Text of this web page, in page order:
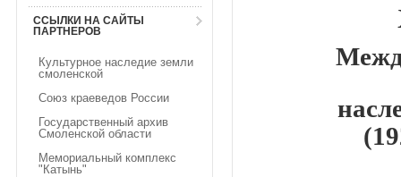
ССЫЛКИ НА САЙТЫ
ПАРТНЕРОВ
Культурное наследие земли
смоленской
Союз краеведов России
Государственный архив
Смоленской области
Мемориальный комплекс
"Катынь"